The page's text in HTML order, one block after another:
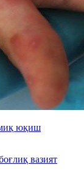
юқиш
вазият